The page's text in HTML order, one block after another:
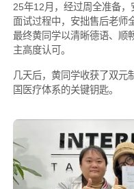
25年12月，经过周全准备，
面试过程中，安拙售后老师
最终黄同学以清晰德语、顺
主高度认可。
几天后，黄同学收获了双元
国医疗体系的关键钥匙。